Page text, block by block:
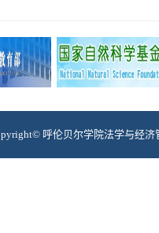
呼伦贝尔学院法学与经